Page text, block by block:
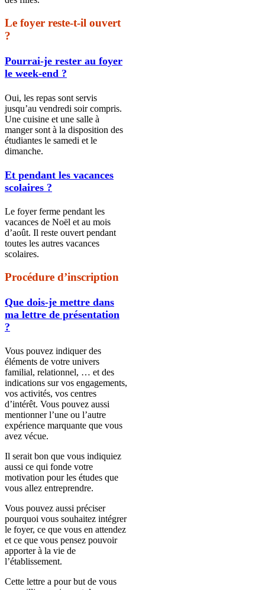
Le foyer reste-t-il ouvert
?
Pourrai-je rester au foyer
le week-end ?
Oui, les repas sont servis
jusqu’au vendredi soir compris.
Une cuisine et une salle à
manger sont à la disposition des
étudiantes le samedi et le
dimanche.
Et pendant les vacances
scolaires ?
Le foyer ferme pendant les
vacances de Noël et au mois
d’août. Il reste ouvert pendant
toutes les autres vacances
scolaires.
Procédure d’inscription
Que dois-je mettre dans
ma lettre de présentation
?
Vous pouvez indiquer des
éléments de votre univers
familial, relationnel, … et des
indications sur vos engagements,
vos activités, vos centres
d’intérêt. Vous pouvez aussi
mentionner l’une ou l’autre
expérience marquante que vous
avez vécue.
Il serait bon que vous indiquiez
aussi ce qui fonde votre
motivation pour les études que
vous allez entreprendre.
Vous pouvez aussi préciser
pourquoi vous souhaitez intégrer
le foyer, ce que vous en attendez
et ce que vous pensez pouvoir
apporter à la vie de
l’établissement.
Cette lettre a pour but de vous